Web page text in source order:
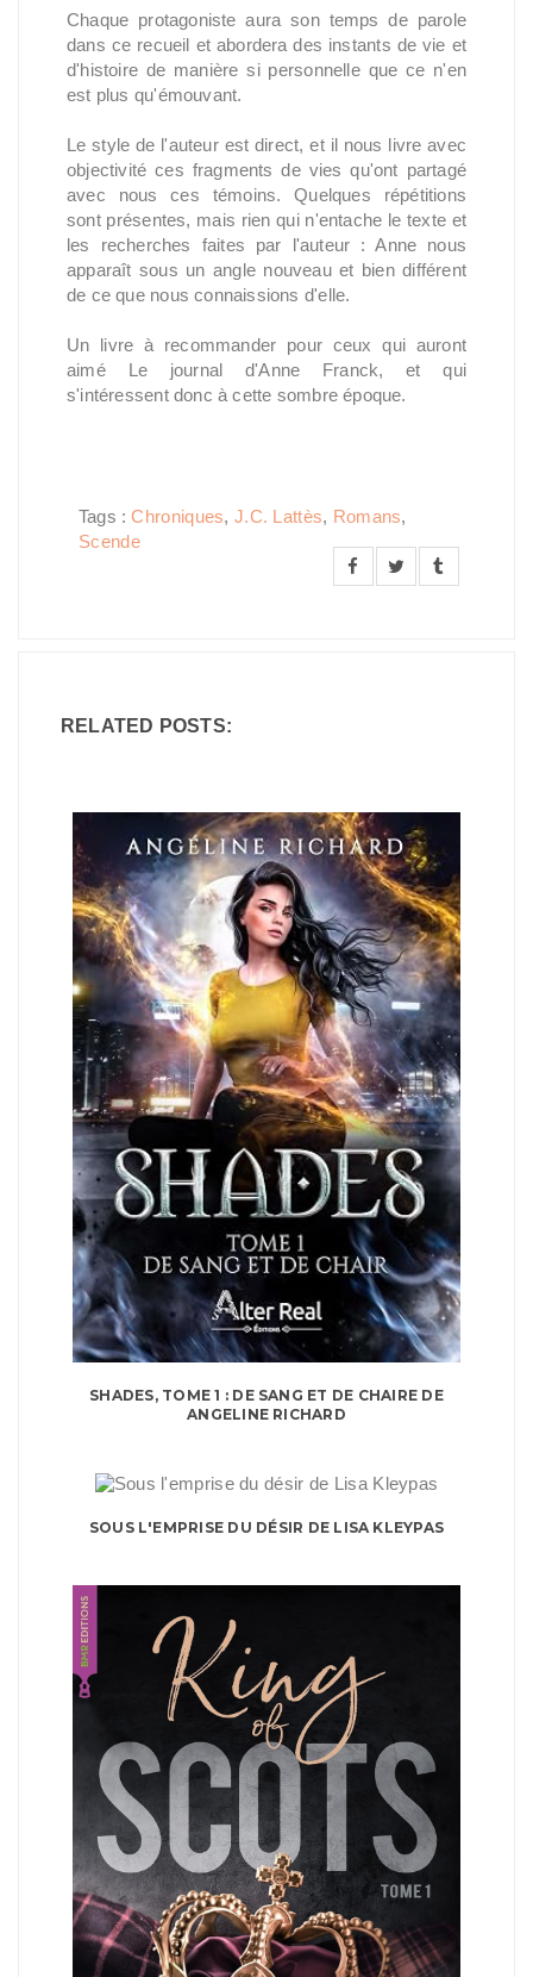
Chaque protagoniste aura son temps de parole
dans ce recueil et abordera des instants de vie et
d'histoire de manière si personnelle que ce n'en
est plus qu'émouvant.
Le style de l'auteur est direct, et il nous livre avec
objectivité ces fragments de vies qu'ont partagé
avec nous ces témoins. Quelques répétitions
sont présentes, mais rien qui n'entache le texte et
les recherches faites par l'auteur : Anne nous
apparaît sous un angle nouveau et bien différent
de ce que nous connaissions d'elle.
Un livre à recommander pour ceux qui auront
aimé Le journal d'Anne Franck, et qui
s'intéressent donc à cette sombre époque.
Tags :Chroniques, J.C. Lattès, Romans,
Scende
RELATED POSTS:
SHADES, TOME 1 : DE SANG ET DE CHAIRE DE
ANGELINE RICHARD
SOUS L'EMPRISE DU DÉSIR DE LISA KLEYPAS